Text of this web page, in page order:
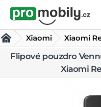
Xiaomi
Xiaomi
Kryty Xiaomi Redmi 10C
Flipové pouzdro
Xiaomi